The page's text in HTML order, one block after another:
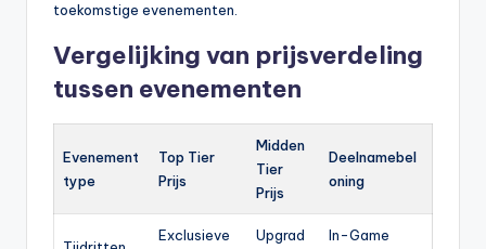
toekomstige evenementen.
Vergelijking van prijsverdeling
tussen evenementen
Evenement
type
Top Tier
Prijs
Midden
Tier
Prijs
Deelnamebel
oning
Exclusieve
Upgrad
In-Game